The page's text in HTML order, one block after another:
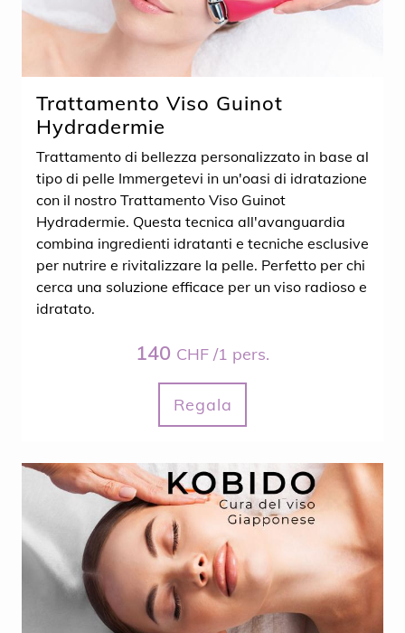
Trattamento Viso Guinot
Hydradermie
Trattamento di bellezza personalizzato in base al
tipo di pelle Immergetevi in un'oasi di idratazione
con il nostro Trattamento Viso Guinot
Hydradermie. Questa tecnica all'avanguardia
combina ingredienti idratanti e tecniche esclusive
per nutrire e rivitalizzare la pelle. Perfetto per chi
cerca una soluzione efficace per un viso radioso e
idratato.
140 CHF /1 pers.
Regala